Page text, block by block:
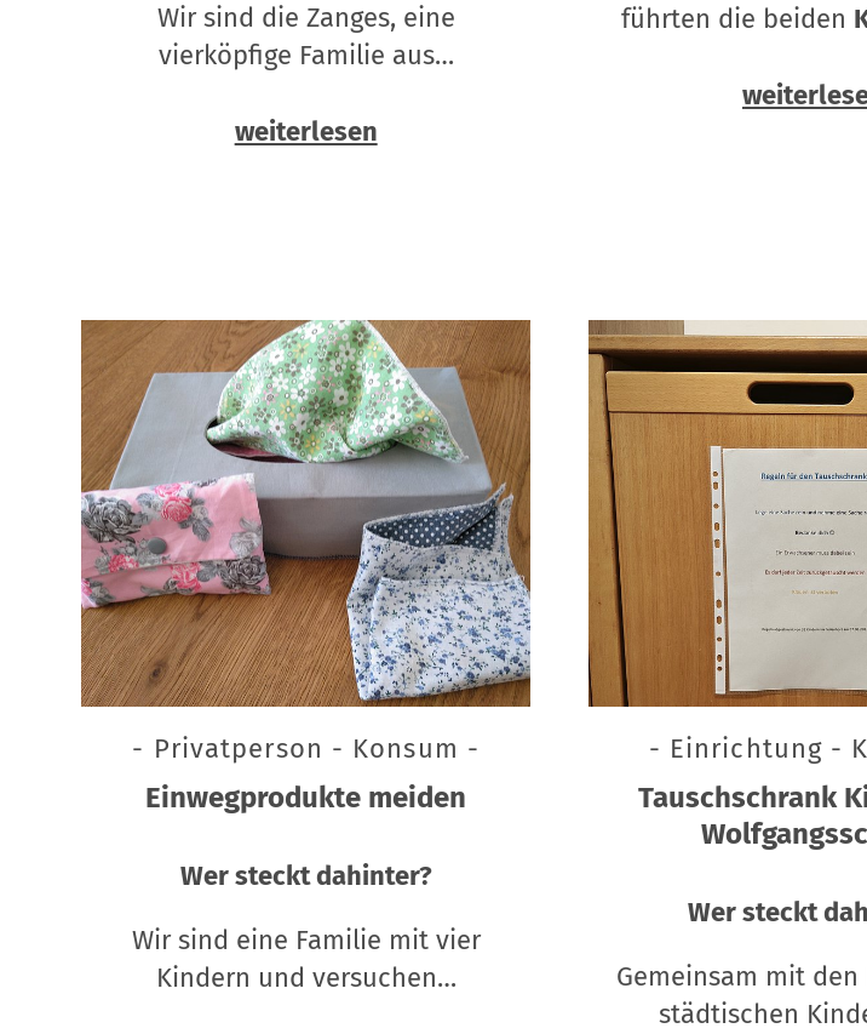
Wir sind die Zanges, eine
vierköpfige Familie aus…
weiterlesen
führten die beiden
- Privatperson - Konsum -
Einwegprodukte meiden
Wer steckt dahinter?
Wir sind eine Familie mit vier
Kindern und versuchen…
- Einrichtung -
Tauschschrank
Wer steckt
Gemeinsam mit
städtischen